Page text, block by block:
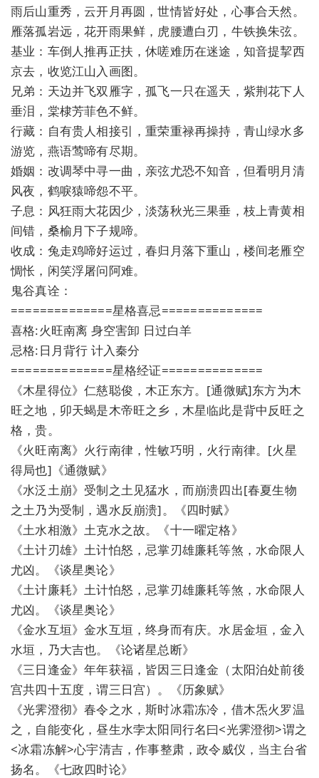
雨后山重秀，云开月再圆，世情皆好处，心事合天然。
雁落孤岩远，花开雨果鲜，虎腰遭白刃，牛铁换朱弦。
基业：车倒人推再正扶，休嗟难历在迷途，知音提挈西
京去，收览江山入画图。
兄弟：天边并飞双雁字，孤飞一只在遥天，紫荆花下人
垂泪，棠棣芳菲色不鲜。
行藏：自有贵人相接引，重荣重禄再操持，青山绿水多
游览，燕语莺啼有尽期。
婚姻：改调琴中寻一曲，亲弦尤恐不知音，但看明月清
风夜，鹤唳猿啼怨不平。
子息：风狂雨大花因少，淡荡秋光三果垂，枝上青黄相
间错，桑榆月下子规啼。
收成：兔走鸡啼好运过，春归月落下重山，楼间老雁空
惆怅，闲笑浮屠问阿难。
鬼谷真诠：
==============星格喜忌==============
喜格:火旺南离 身空害卸 日过白羊
忌格:日月背行 计入秦分
==============星格经证==============
《木星得位》仁慈聪俊，木正东方。[通微赋]东方为木
旺之地，卯天蝎是木帝旺之乡，木星临此是背中反旺之
格，贵。
《火旺南离》火行南律，性敏巧明，火行南律。[火星
得局也]《通微赋》
《水泛土崩》受制之土见猛水，而崩溃四出[春夏生物
之土乃为受制，遇水反崩溃]。《四时赋》
《土水相激》土克水之故。《十一曜定格》
《土计刃雄》土计怕怒，忌掌刃雄廉耗等煞，水命限人
尤凶。《谈星奥论》
《土计廉耗》土计怕怒，忌掌刃雄廉耗等煞，水命限人
尤凶。《谈星奥论》
《金水互垣》金水互垣，终身而有庆。水居金垣，金入
水垣，乃大吉也。《论诸星总断》
《三日逢金》年年获福，皆因三日逢金（太阳泊处前後
宫共四十五度，谓三日宫）。《历象赋》
《光霁澄彻》春令之水，斯时冰霜冻冷，借木炁火罗温
之，自能变化，昼生水孛太阳同行名曰<光霁澄彻>谓之
<冰霜冻解>心宇清吉，作事整肃，政令威仪，当主台省
扬名。《七政四时论》